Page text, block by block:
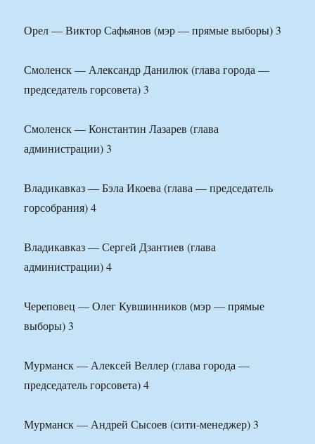
Орел — Виктор Сафьянов (мэр — прямые выборы) 3
Смоленск — Александр Данилюк (глава города —
председатель горсовета) 3
Смоленск — Константин Лазарев (глава
администрации) 3
Владикавказ — Бэла Икоева (глава — председатель
горсобрания) 4
Владикавказ — Сергей Дзантиев (глава
администрации) 4
Череповец — Олег Кувшинников (мэр — прямые
выборы) 3
Мурманск — Алексей Веллер (глава города —
председатель горсовета) 4
Мурманск — Андрей Сысоев (сити-менеджер) 3